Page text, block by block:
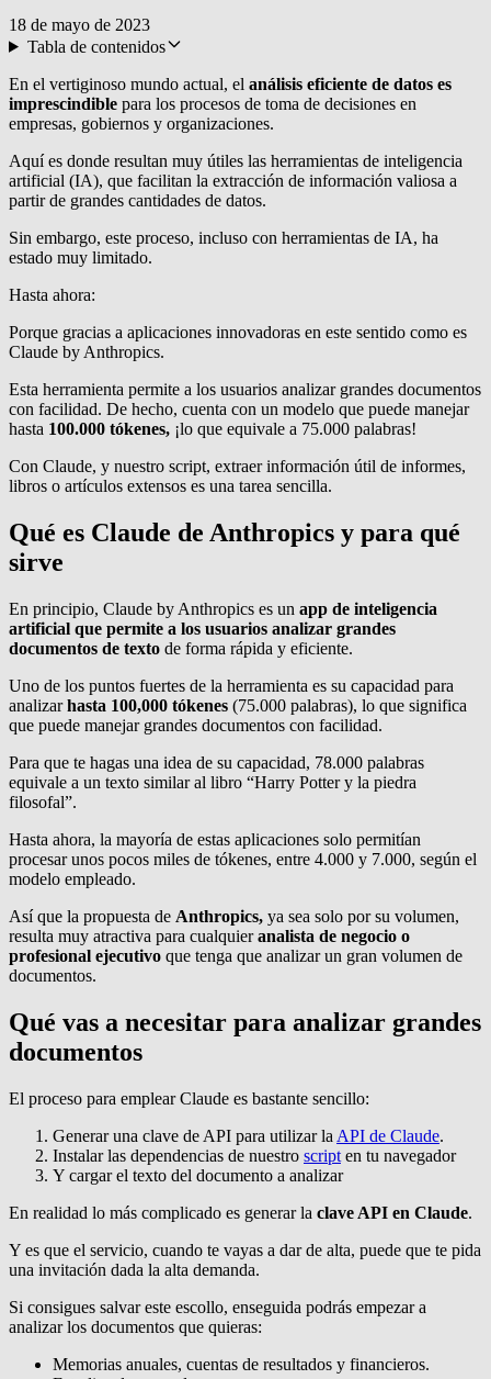
18 de mayo de 2023
Tabla de contenidos
En el vertiginoso mundo actual, el análisis eficiente de datos es
imprescindible para los procesos de toma de decisiones en
empresas, gobiernos y organizaciones.
Aquí es donde resultan muy útiles las herramientas de inteligencia
artificial (IA), que facilitan la extracción de información valiosa a
partir de grandes cantidades de datos.
Sin embargo, este proceso, incluso con herramientas de IA, ha
estado muy limitado.
Hasta ahora:
Porque gracias a aplicaciones innovadoras en este sentido como es
Claude by Anthropics.
Esta herramienta permite a los usuarios analizar grandes documentos
con facilidad. De hecho, cuenta con un modelo que puede manejar
hasta 100.000 tókenes, ¡lo que equivale a 75.000 palabras!
Con Claude, y nuestro script, extraer información útil de informes,
libros o artículos extensos es una tarea sencilla.
Qué es Claude de Anthropics y para qué
sirve
En principio, Claude by Anthropics es un app de inteligencia
artificial que permite a los usuarios analizar grandes
documentos de texto de forma rápida y eficiente.
Uno de los puntos fuertes de la herramienta es su capacidad para
analizarhasta 100,000 tókenes (75.000 palabras), lo que significa
que puede manejar grandes documentos con facilidad.
Para que te hagas una idea de su capacidad, 78.000 palabras
equivale a un texto similar al libro “Harry Potter y la piedra
filosofal”.
Hasta ahora, la mayoría de estas aplicaciones solo permitían
procesar unos pocos miles de tókenes, entre 4.000 y 7.000, según el
modelo empleado.
Así que la propuesta de Anthropics, ya sea solo por su volumen,
resulta muy atractiva para cualquieranalista de negocio o
profesional ejecutivo que tenga que analizar un gran volumen de
documentos.
Qué vas a necesitar para analizar grandes
documentos
El proceso para emplear Claude es bastante sencillo:
Generar una clave de API para utilizar la API de Claude.
Instalar las dependencias de nuestro script en tu navegador
Y cargar el texto del documento a analizar
En realidad lo más complicado es generar la clave API en Claude.
Y es que el servicio, cuando te vayas a dar de alta, puede que te pida
una invitación dada la alta demanda.
Si consigues salvar este escollo, enseguida podrás empezar a
analizar los documentos que quieras:
Memorias anuales, cuentas de resultados y financieros.